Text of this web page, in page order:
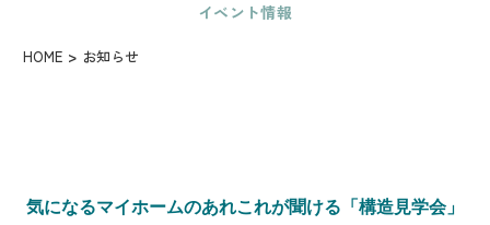
イベント情報
HOME お知らせ
気になるマイホームのあれこれが聞ける「構造見学会」